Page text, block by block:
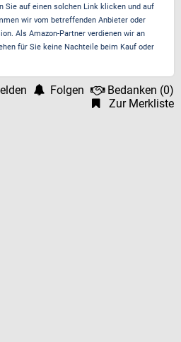
Sie auf einen solchen Link klicken und auf
wir vom betreffenden Anbieter oder
Als Amazon-Partner verdienen wir an
für Sie keine Nachteile beim Kauf oder
Folgen Bedanken (0)
Zur Merkliste